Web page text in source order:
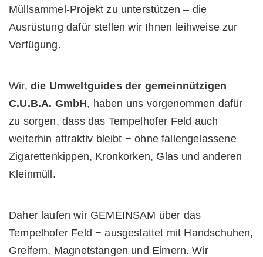
Müllsammel-Projekt zu unterstützen – die
Ausrüstung dafür stellen wir Ihnen leihweise zur
Verfügung.
Wir, die Umweltguides der gemeinnützigen
C.U.B.A. GmbH, haben uns vorgenommen dafür
zu sorgen, dass das Tempelhofer Feld auch
weiterhin attraktiv bleibt − ohne fallengelassene
Zigarettenkippen, Kronkorken, Glas und anderen
Kleinmüll.
Daher laufen wir GEMEINSAM über das
Tempelhofer Feld − ausgestattet mit Handschuhen,
Greifern, Magnetstangen und Eimern. Wir